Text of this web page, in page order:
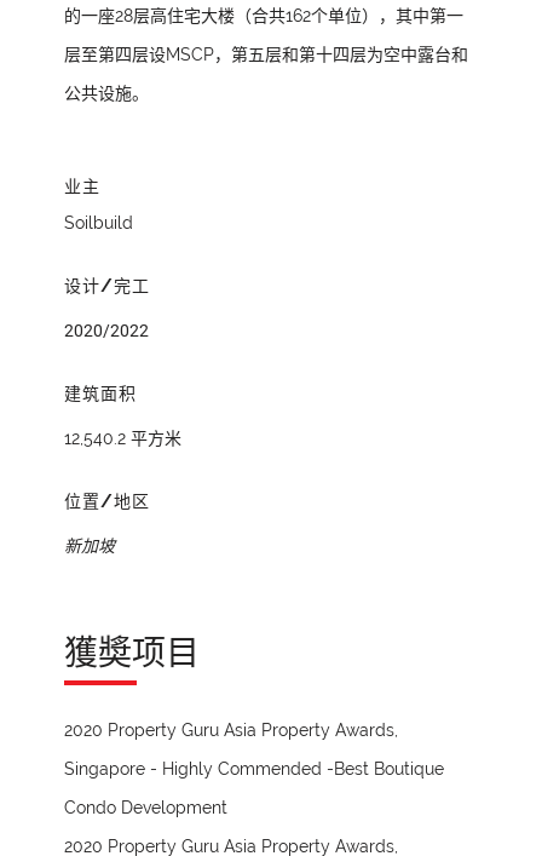
的一座28层高住宅大楼（合共162个单位），其中第一
层至第四层设MSCP，第五层和第十四层为空中露台和
公共设施。
业主
Soilbuild
设计/完工
2020/2022
建筑面积
12,540.2 平方米
位置/地区
新加坡
獲奬项目
2020 Property Guru Asia Property Awards,
Singapore - Highly Commended -Best Boutique
Condo Development
2020 Property Guru Asia Property Awards,